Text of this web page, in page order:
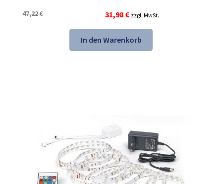
47,22€
Ursprünglicher
Preis
war:
47,22 €
31,98 €Aktueller
Preis
ist:
31,98 €.
zzgl. MwSt.
In den Warenkorb